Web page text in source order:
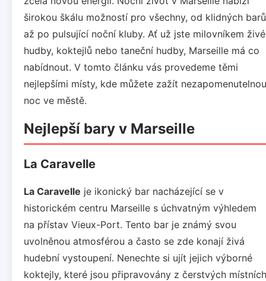
širokou škálu možností pro všechny, od klidných barů
až po pulsující noční kluby. Ať už jste milovníkem živé
hudby, koktejlů nebo taneční hudby, Marseille má co
nabídnout. V tomto článku vás provedeme těmi
nejlepšími místy, kde můžete zažít nezapomenutelnou
noc ve městě.
Nejlepší bary v Marseille
La Caravelle
La Caravelle je ikonický bar nacházející se v
historickém centru Marseille s úchvatným výhledem
na přístav Vieux-Port. Tento bar je známý svou
uvolněnou atmosférou a často se zde konají živá
hudební vystoupení. Nenechte si ujít jejich výborné
koktejly, které jsou připravovány z čerstvých místních